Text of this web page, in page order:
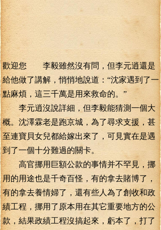
歡迎您 李毅雖然沒有問，但李元逍還是
給他做了講解，悄悄地說道：“沈家遇到了一
點麻煩，這三千萬是用來救命的。”
李元逍沒說詳細，但李毅能猜測一個大
概。沈澤霖老是跑京城，為了尋求支援，甚
至連寶貝女兒都給嫁出來了，可見實在是遇
到了一個十分難過的關卡。
高官挪用巨額公款的事情并不罕見，挪
用的用途也是千奇百怪，有的拿去賭博了，
有的拿去養情婦了，還有些人為了創收和政
績工程，挪用了原本用在其它重要地方的公
款，結果政績工程沒搞起來，虧本了，打了